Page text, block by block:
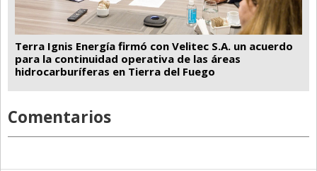
Terra Ignis Energía firmó con Velitec S.A. un acuerdo
para la continuidad operativa de las áreas
hidrocarburíferas en Tierra del Fuego
Comentarios